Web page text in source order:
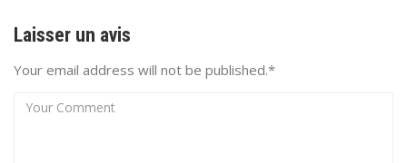
Laisser un avis
Your email address will not be published.*